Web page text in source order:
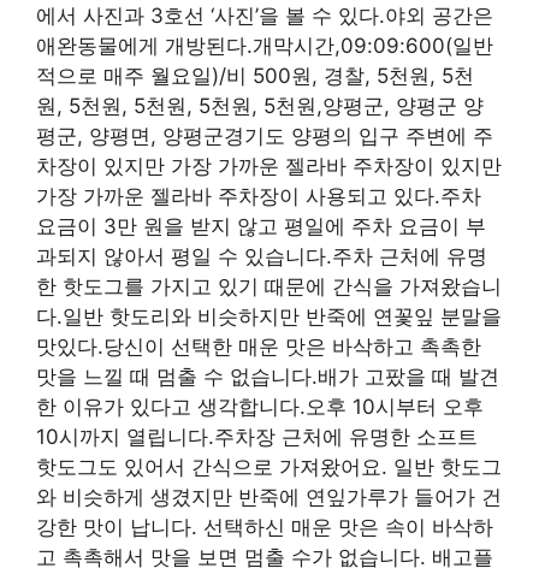
에서 사진과 3호선 ‘사진’을 볼 수 있다.야외 공간은
애완동물에게 개방된다.개막시간,09:09:600(일반
적으로 매주 월요일)/비 500원, 경찰, 5천원, 5천
원, 5천원, 5천원, 5천원, 5천원,양평군, 양평군 양
평군, 양평면, 양평군경기도 양평의 입구 주변에 주
차장이 있지만 가장 가까운 젤라바 주차장이 있지만
가장 가까운 젤라바 주차장이 사용되고 있다.주차
요금이 3만 원을 받지 않고 평일에 주차 요금이 부
과되지 않아서 평일 수 있습니다.주차 근처에 유명
한 핫도그를 가지고 있기 때문에 간식을 가져왔습니
다.일반 핫도리와 비슷하지만 반죽에 연꽃잎 분말을
맛있다.당신이 선택한 매운 맛은 바삭하고 촉촉한
맛을 느낄 때 멈출 수 없습니다.배가 고팠을 때 발견
한 이유가 있다고 생각합니다.오후 10시부터 오후
10시까지 열립니다.주차장 근처에 유명한 소프트
핫도그도 있어서 간식으로 가져왔어요. 일반 핫도그
와 비슷하게 생겼지만 반죽에 연잎가루가 들어가 건
강한 맛이 납니다. 선택하신 매운 맛은 속이 바삭하
고 촉촉해서 맛을 보면 멈출 수가 없습니다. 배고플